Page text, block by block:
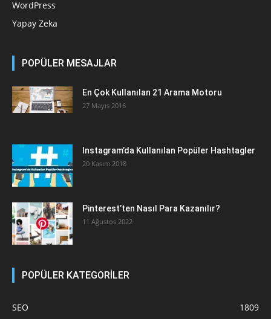
WordPress
Yapay Zeka
POPÜLER MESAJLAR
En Çok Kullanılan 21 Arama Motoru
27 Mayıs 2016
Instagram’da Kullanılan Popüler Hashtagler
20 Kasım 2018
Pinterest’ten Nasıl Para Kazanılır?
11 Ağustos 2022
POPÜLER KATEGORİLER
SEO
1809